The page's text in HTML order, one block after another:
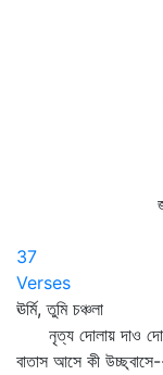
রয়েছে
জানি হে
হয় নি
আমার
আমার
তোমার
জানি হে
হয় নি
37
Verses
ঊর্মি, তুমি চঞ্চলা
নৃত্য দোলায় দাও
বাতাস আসে কী